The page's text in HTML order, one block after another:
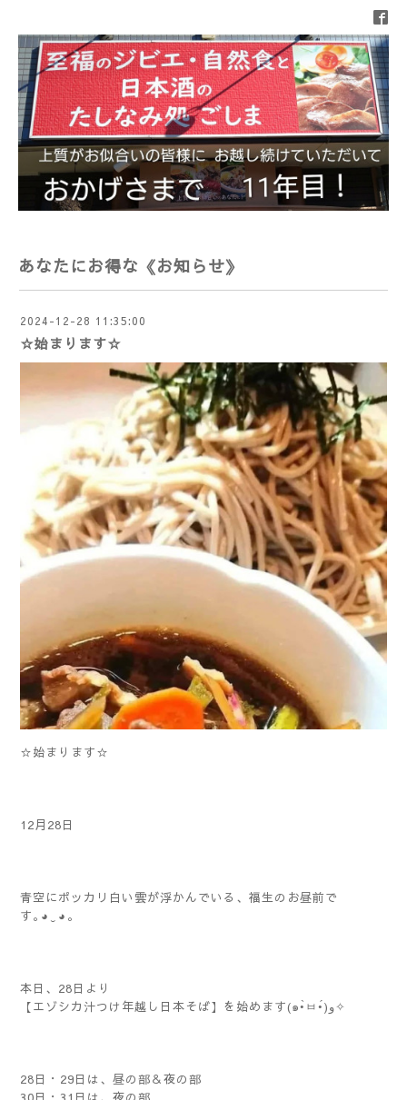
あなたにお得な《お知らせ》
2024-12-28 11:35:00
☆始まります☆
☆始まります☆
12月28日
青空にポッカリ白い雲が浮かんでいる、福生のお昼前で
す｡⁠◕⁠‿⁠◕⁠｡
本日、28日より
【エゾシカ汁つけ年越し日本そば】を始めます(๑•̀ㅂ•́)و✧
28日・29日は、昼の部＆夜の部